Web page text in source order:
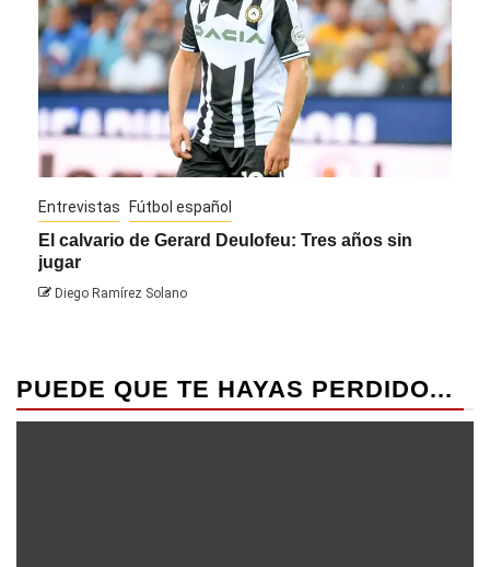
Entrevistas Fútbol español
El calvario de Gerard Deulofeu: Tres años sin
jugar
Diego Ramírez Solano
PUEDE QUE TE HAYAS PERDIDO...